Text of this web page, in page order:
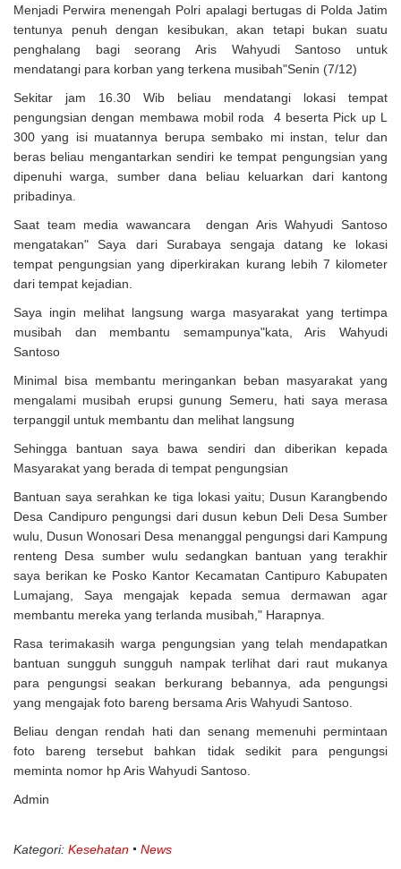
Menjadi Perwira menengah Polri apalagi bertugas di Polda Jatim
tentunya penuh dengan kesibukan, akan tetapi bukan suatu
penghalang bagi seorang Aris Wahyudi Santoso untuk
mendatangi para korban yang terkena musibah"Senin (7/12)
Sekitar jam 16.30 Wib beliau mendatangi lokasi tempat
pengungsian dengan membawa mobil roda 4 beserta Pick up L
300 yang isi muatannya berupa sembako mi instan, telur dan
beras beliau mengantarkan sendiri ke tempat pengungsian yang
dipenuhi warga, sumber dana beliau keluarkan dari kantong
pribadinya.
Saat team media wawancara dengan Aris Wahyudi Santoso
mengatakan" Saya dari Surabaya sengaja datang ke lokasi
tempat pengungsian yang diperkirakan kurang lebih 7 kilometer
dari tempat kejadian.
Saya ingin melihat langsung warga masyarakat yang tertimpa
musibah dan membantu semampunya"kata, Aris Wahyudi
Santoso
Minimal bisa membantu meringankan beban masyarakat yang
mengalami musibah erupsi gunung Semeru, hati saya merasa
terpanggil untuk membantu dan melihat langsung
Sehingga bantuan saya bawa sendiri dan diberikan kepada
Masyarakat yang berada di tempat pengungsian
Bantuan saya serahkan ke tiga lokasi yaitu; Dusun Karangbendo
Desa Candipuro pengungsi dari dusun kebun Deli Desa Sumber
wulu, Dusun Wonosari Desa menanggal pengungsi dari Kampung
renteng Desa sumber wulu sedangkan bantuan yang terakhir
saya berikan ke Posko Kantor Kecamatan Cantipuro Kabupaten
Lumajang, Saya mengajak kepada semua dermawan agar
membantu mereka yang terlanda musibah," Harapnya.
Rasa terimakasih warga pengungsian yang telah mendapatkan
bantuan sungguh sungguh nampak terlihat dari raut mukanya
para pengungsi seakan berkurang bebannya, ada pengungsi
yang mengajak foto bareng bersama Aris Wahyudi Santoso.
Beliau dengan rendah hati dan senang memenuhi permintaan
foto bareng tersebut bahkan tidak sedikit para pengungsi
meminta nomor hp Aris Wahyudi Santoso.
Admin
Kategori: Kesehatan News